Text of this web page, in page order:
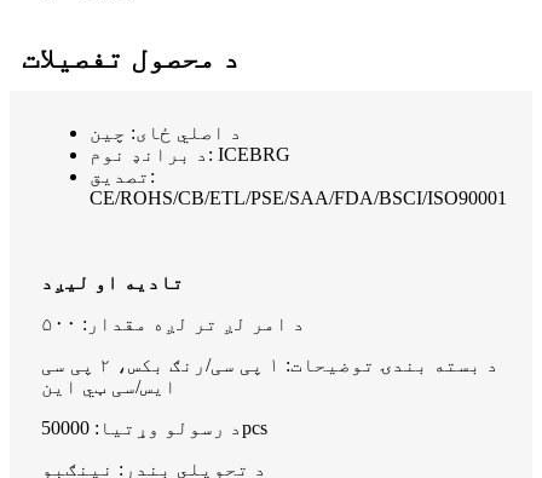
د محصول تفصيلات
د اصلي ځای: چین
د برانډ نوم: ICEBRG
تصدیق:
CE/ROHS/CB/ETL/PSE/SAA/FDA/BSCI/ISO90001
تادیه او لیږد
د امر لږ تر لږه مقدار: ۵۰۰
د بسته بندۍ توضیحات: ۱ پی سی/رنګ بکس، ۲ پی سی
ایس/سی ټي این
د رسولو وړتیا: 50000pcs
د تحویلي بندر: نینګبو